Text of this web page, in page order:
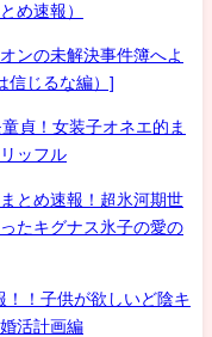
め速報）
ンの未解決事件簿へよ
信じるな編）]
貞！女装子オネエ的ま
ッフル
とめ速報！超氷河期世
たキグナス氷子の愛の
！！子供が欲しいど陰キ
活計画編